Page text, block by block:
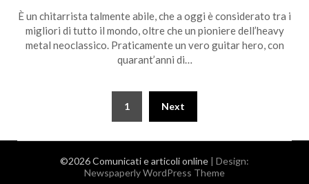
È un chitarrista talmente abile, che a oggi è considerato tra i
migliori di tutto il mondo, oltre che un pioniere dell’heavy
metal neoclassico. Praticamente un vero guitar hero, con
quarant’anni di…
1 Next
©2026 Comunicati e articoli online | Design:
Newspaperly WordPress Theme